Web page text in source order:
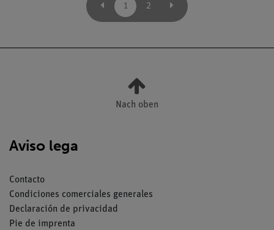
1 2
Nach oben
Aviso lega
Contacto
Condiciones comerciales generales
Declaración de privacidad
Pie de imprenta